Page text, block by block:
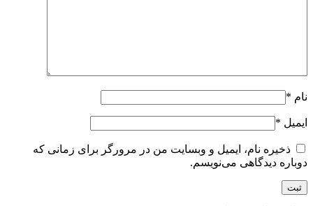
نام *
ایمیل *
ذخیره نام، ایمیل و وبسایت من در مرورگر برای زمانی که
دوباره دیدگاهی می‌نویسم.